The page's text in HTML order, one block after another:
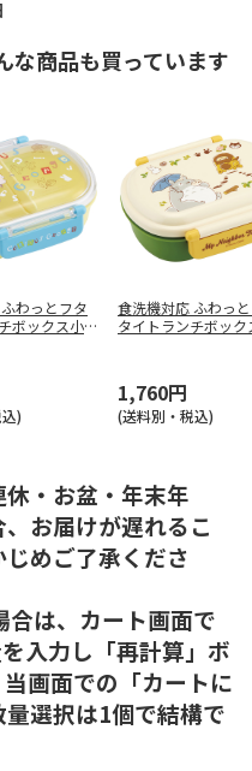
な商品も買っています
わっとフタ
ボックス小判
)
食洗機対応 ふわっ
タイトランチボック
1,760円
(送料別・税込)
・お盆・年末年
お届けが遅れるこ
めご了承くださ
は、カート画面で
入力し「再計算」ボ
画面での「カートに
選択は1個で結構で